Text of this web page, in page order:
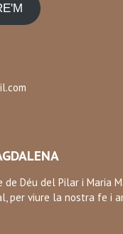
de Déu del Pilar i Maria
per viure la nostra fe i